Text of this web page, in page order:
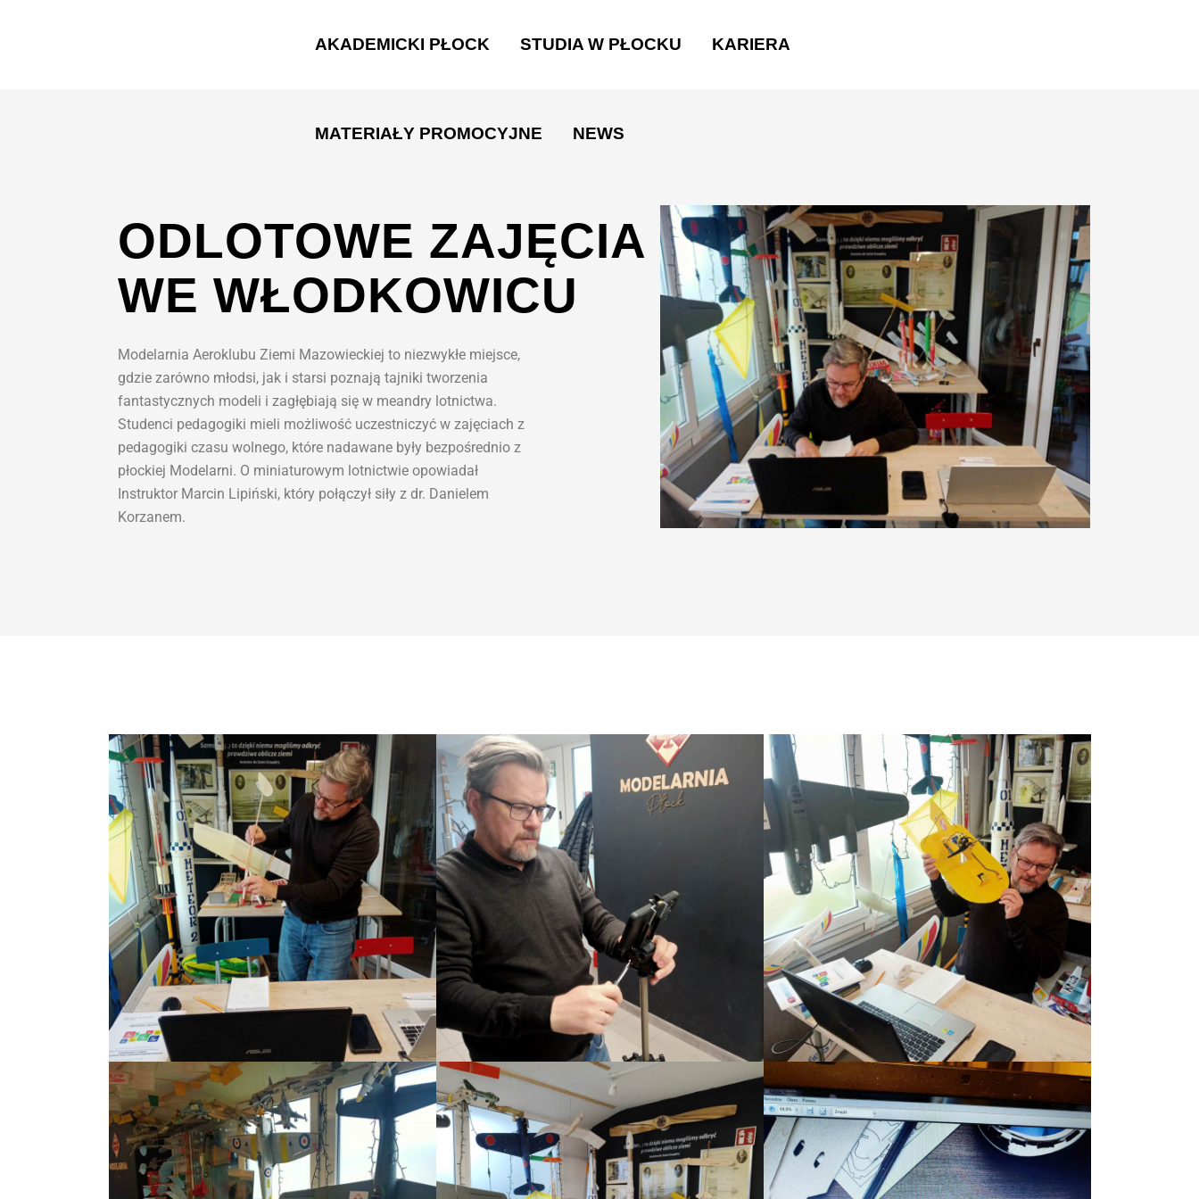
AKADEMICKI PŁOCK STUDIA W PŁOCKU KARIERA
MATERIAŁY PROMOCYJNE NEWS
ODLOTOWE ZAJĘCIA
WE WŁODKOWICU
Modelarnia Aeroklubu Ziemi Mazowieckiej to niezwykłe miejsce,
gdzie zarówno młodsi, jak i starsi poznają tajniki tworzenia
fantastycznych modeli i zagłębiają się w meandry lotnictwa.
Studenci pedagogiki mieli możliwość uczestniczyć w zajęciach z
pedagogiki czasu wolnego, które nadawane były bezpośrednio z
płockiej Modelarni. O miniaturowym lotnictwie opowiadał
Instruktor Marcin Lipiński, który połączył siły z dr. Danielem
Korzanem.